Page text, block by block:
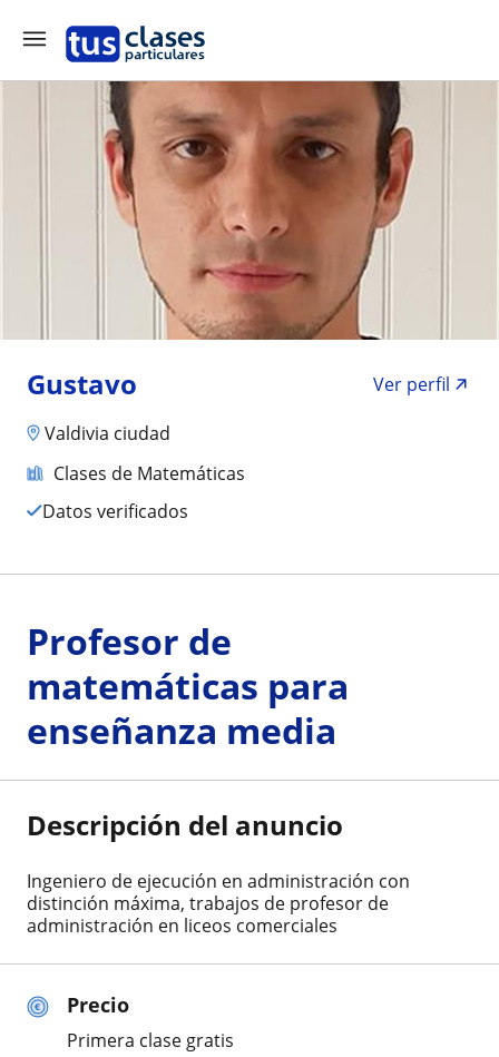
Gustavo
Ver perfil
Valdivia ciudad
Clases de Matemáticas
Datos verificados
Precio
Primera clase gratis
Profesor de
matemáticas para
enseñanza media
Descripción del anuncio
Ingeniero de ejecución en administración con
distinción máxima, trabajos de profesor de
administración en liceos comerciales